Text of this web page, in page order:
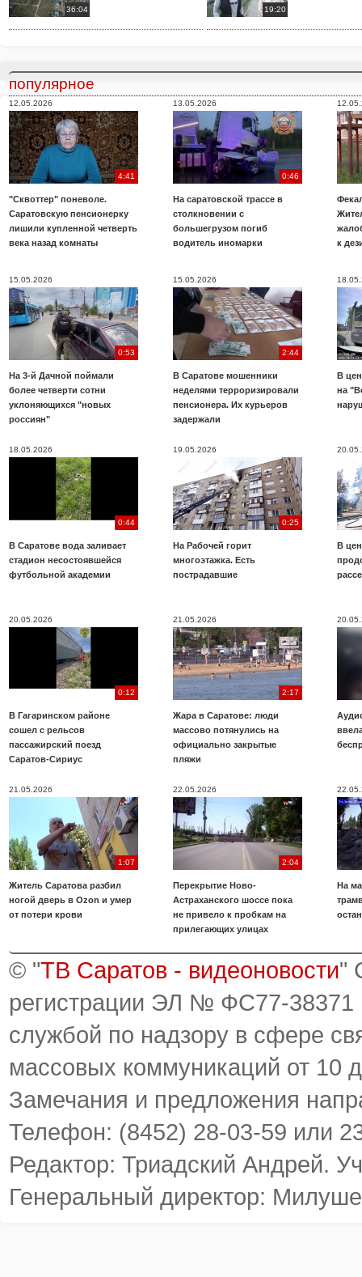
36:04 19:20
популярное
12.05.2026
4:41
"Сквоттер" поневоле.
Саратовскую пенсионерку
лишили купленной четверть
века назад комнаты
13.05.2026
0:46
На саратовской трассе в
столкновении с
большегрузом погиб
водитель иномарки
к
15.05.2026
0:53
На 3-й Дачной поймали
более четверти сотни
уклоняющихся "новых
россиян"
15.05.2026
2:44
В Саратове мошенники
неделями терроризировали
пенсионера. Их курьеров
задержали
В
на
18.05.2026
0:44
В Саратове вода заливает
стадион несостоявшейся
футбольной академии
19.05.2026
0:25
На Рабочей горит
многоэтажка. Есть
пострадавшие
В
20.05.2026
0:12
В Гагаринском районе
сошел с рельсов
пассажирский поезд
Саратов-Сириус
21.05.2026
2:17
Жара в Саратове: люди
массово потянулись на
официально закрытые
пляжи
21.05.2026
1:07
Житель Саратова разбил
ногой дверь в Ozon и умер
от потери крови
22.05.2026
2:04
Перекрытие Ново-
Астраханского шоссе пока
не привело к пробкам на
прилегающих улицах
На
© "ТВ Саратов - видеоновости"
регистрации ЭЛ № ФС77-38371
службой по надзору в сфере
массовых коммуникаций от 10
Замечания и предложения
Телефон: (8452) 28-03-59 или
Редактор: Триадский Андрей.
Генеральный директор: